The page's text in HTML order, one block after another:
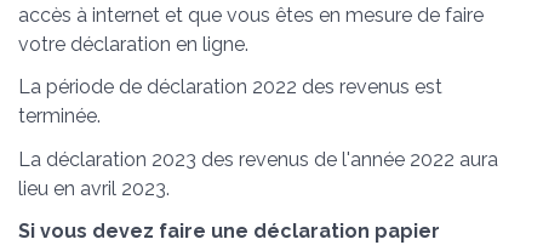
accès à internet et que vous êtes en mesure de faire
votre déclaration en ligne.
La période de déclaration 2022 des revenus est
terminée.
La déclaration 2023 des revenus de l'année 2022 aura
lieu en avril 2023.
Si vous devez faire une déclaration papier